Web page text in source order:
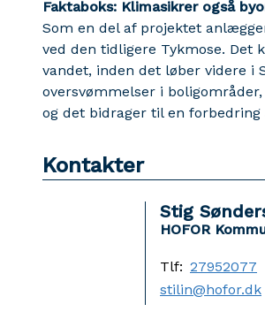
Faktaboks: Klimasikrer også
Som en del af projektet
ved den tidligere Tykmose. Det
vandet, inden det løber videre i
oversvømmelser i
og det bidrager til en forbedring
Kontakter
Stig
HOFOR
Tlf: 27952077
stilin@hofor.dk